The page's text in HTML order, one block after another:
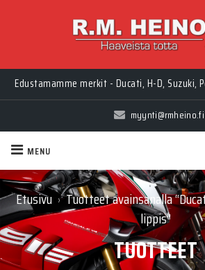
Edustamamme merkit - Ducati, H-D, Suzuki,
myynti@rmheino.fi
MENU
Etusivu › Tuotteet avainsanalla
lippis”
TUOTTEET